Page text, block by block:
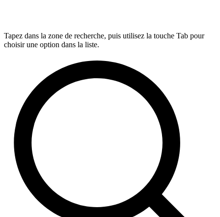
Tapez dans la zone de recherche, puis utilisez la touche Tab pour
choisir une option dans la liste.